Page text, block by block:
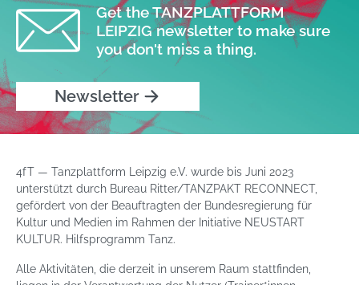
Get the TANZPLATTFORM
LEIPZIG newsletter to make sure
you don't miss a thing.
Newsletter
4fT — Tanzplattform Leipzig e.V. wurde bis Juni 2023
unterstützt durch Bureau Ritter/TANZPAKT RECONNECT,
gefördert von der Beauftragten der Bundesregierung für
Kultur und Medien im Rahmen der Initiative NEUSTART
KULTUR. Hilfsprogramm Tanz.
Alle Aktivitäten, die derzeit in unserem Raum stattfinden,